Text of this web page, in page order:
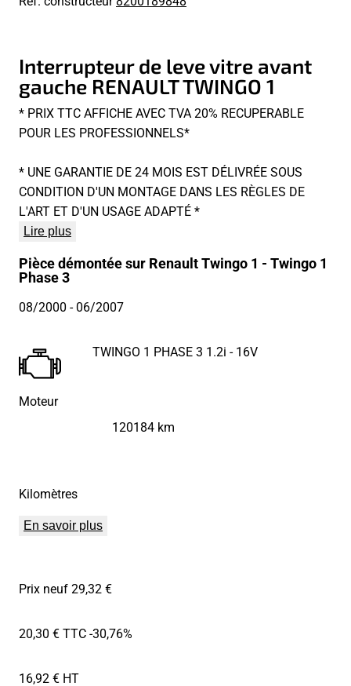
Interrupteur de leve vitre avant
gauche RENAULT TWINGO 1
* PRIX TTC AFFICHE AVEC TVA 20% RECUPERABLE
POUR LES PROFESSIONNELS*
* UNE GARANTIE DE 24 MOIS EST DÉLIVRÉE SOUS
CONDITION D'UN MONTAGE DANS LES RÈGLES DE
L'ART ET D'UN USAGE ADAPTÉ *
Lire plus
Pièce démontée sur Renault Twingo 1 - Twingo 1
Phase 3
08/2000 - 06/2007
Moteur
TWINGO 1 PHASE 3 1.2i - 16V
Kilomètres
120184 km
En savoir plus
Prix neuf 29,32 €
20,30 € TTC-30,76%
16,92 € HT